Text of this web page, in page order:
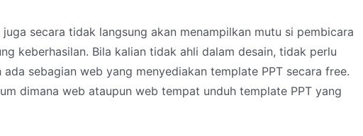
secara tidak langsung akan menampilkan mutu si pembicara
keberhasilan. Bila kalian tidak ahli dalam desain, tidak perlu
ada sebagian web yang menyediakan template PPT secara free.
dimana web ataupun web tempat unduh template PPT yang